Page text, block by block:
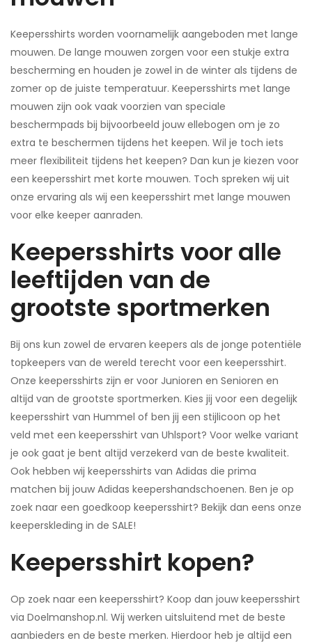
Keepersshirts worden voornamelijk aangeboden met lange
mouwen. De lange mouwen zorgen voor een stukje extra
bescherming en houden je zowel in de winter als tijdens de
zomer op de juiste temperatuur. Keepersshirts met lange
mouwen zijn ook vaak voorzien van speciale
beschermpads bij bijvoorbeeld jouw ellebogen om je zo
extra te beschermen tijdens het keepen. Wil je toch iets
meer flexibiliteit tijdens het keepen? Dan kun je kiezen voor
een keepersshirt met korte mouwen. Toch spreken wij uit
onze ervaring als wij een keepersshirt met lange mouwen
voor elke keeper aanraden.
Keepersshirts voor alle
leeftijden van de
grootste sportmerken
Bij ons kun zowel de ervaren keepers als de jonge potentiële
topkeepers van de wereld terecht voor een keepersshirt.
Onze keepersshirts zijn er voor Junioren en Senioren en
altijd van de grootste sportmerken. Kies jij voor een degelijk
keepersshirt van Hummel of ben jij een stijlicoon op het
veld met een keepersshirt van Uhlsport? Voor welke variant
je ook gaat je bent altijd verzekerd van de beste kwaliteit.
Ook hebben wij keepersshirts van Adidas die prima
matchen bij jouw Adidas keepershandschoenen. Ben je op
zoek naar een goedkoop keepersshirt? Bekijk dan eens onze
keeperskleding in de SALE!
Keepersshirt kopen?
Op zoek naar een keepersshirt? Koop dan jouw keepersshirt
via Doelmanshop.nl. Wij werken uitsluitend met de beste
aanbieders en de beste merken. Hierdoor heb je altijd een